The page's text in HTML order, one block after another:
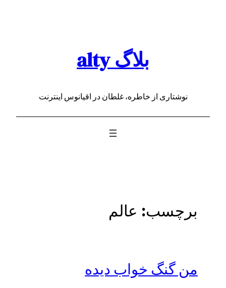
بلاگ alty
نوشتاری از خاطره، غلطان در اقیانوس اینترنت
برچسب: عالم
من گنگ خواب دیده